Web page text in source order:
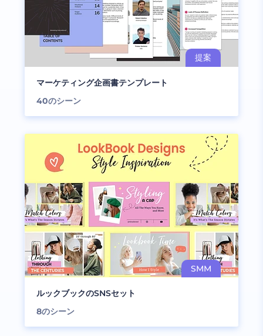
マーケティング企画書テンプレート
40のシーン
ルックブックのSNSセット
8のシーン